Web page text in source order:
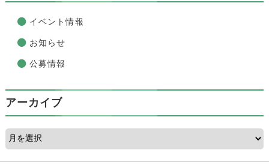
イベント情報
お知らせ
公募情報
アーカイブ